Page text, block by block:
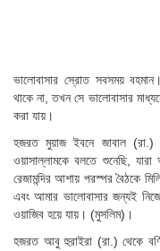
ভালোবাসার স্রোত সবসময়
থাকে না, তখন সে ভালোবাসার
করা যায়।
হজরত মুয়াজ ইবনে জাবাল (রা.)
ওয়াসাল্লামকে বলতে শুনেছি,
রেজামন্দির আশায় পরস্পর বৈঠকে
এবং আমার ভালোবাসার জন্যই
ওয়াজিব হয়ে যায়। (মুসলিম)।
হজরত আবু হুরাইরা (রা.) থেকে